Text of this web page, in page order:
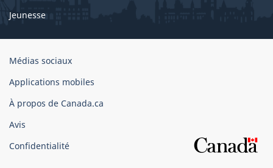
Jeunesse
Organisation
gouvernement
du
Canada
Médias sociaux
Applications mobiles
À propos de Canada.ca
Avis
Confidentialité